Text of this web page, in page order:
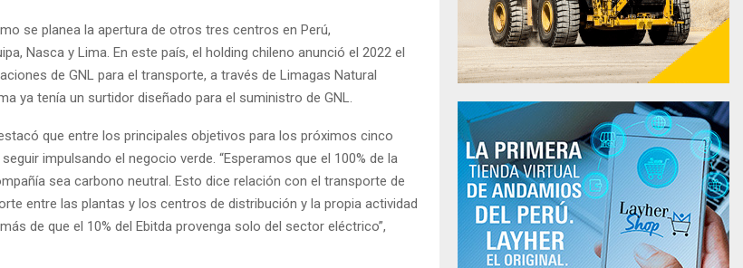
se planea la apertura de otros tres centros en Perú,
Nasca y Lima. En este país, el holding chileno anunció el 2022 el
de GNL para el transporte, a través de Limagas Natural
ya tenía un surtidor diseñado para el suministro de GNL.
que entre los principales objetivos para los próximos cinco
impulsando el negocio verde. “Esperamos que el 100% de la
sea carbono neutral. Esto dice relación con el transporte de
entre las plantas y los centros de distribución y la propia actividad
de que el 10% del Ebitda provenga solo del sector eléctrico”,